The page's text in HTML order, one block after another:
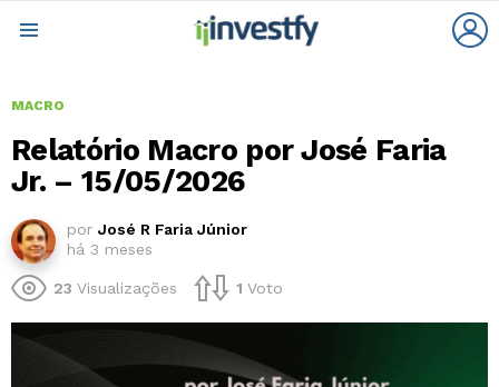
MACRO
Relatório Macro por José Faria
Jr. – 15/05/2026
por José R Faria Júnior
há 3 meses
23 Visualizações 1 Voto